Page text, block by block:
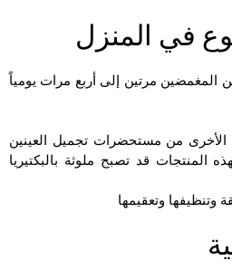
في المنزل
المغمضين مرتين إلى أربع مرات يومياً
الأخرى من مستحضرات تجميل العينين
المنتجات قد تصبح ملوثة بالبكتيريا
وتنظيفها وتعقيمها